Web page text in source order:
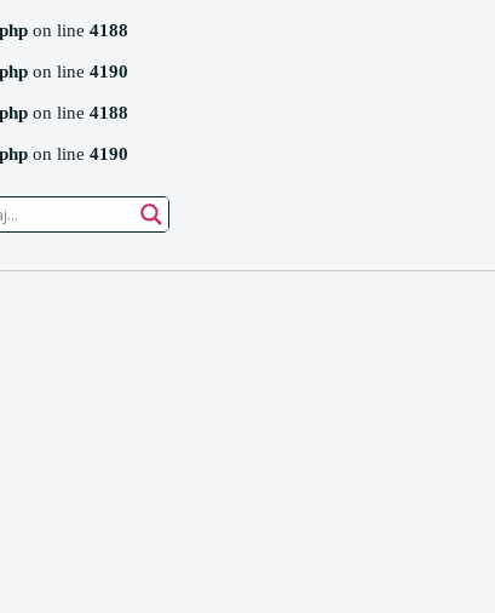
on line 4188
on line 4190
on line 4188
on line 4190